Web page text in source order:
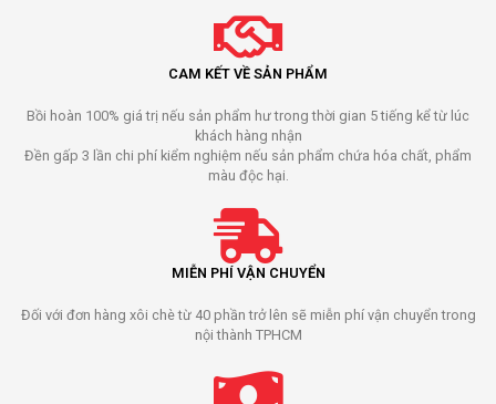
CAM KẾT VỀ SẢN PHẨM
Bồi hoàn 100% giá trị nếu sản phẩm hư trong thời gian 5 tiếng kể từ lúc
khách hàng nhận
Đền gấp 3 lần chi phí kiểm nghiệm nếu sản phẩm chứa hóa chất, phẩm
màu độc hại.
MIỄN PHÍ VẬN CHUYỂN
Đối với đơn hàng xôi chè từ 40 phần trở lên sẽ miễn phí vận chuyển trong
nội thành TPHCM